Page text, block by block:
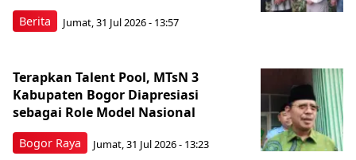
Berita Jumat, 31 Jul 2026 - 13:57
Bogor Raya
Terapkan Talent Pool, MTsN 3
Kabupaten Bogor Diapresiasi
sebagai Role Model Nasional
Jumat, 31 Jul 2026 - 13:23